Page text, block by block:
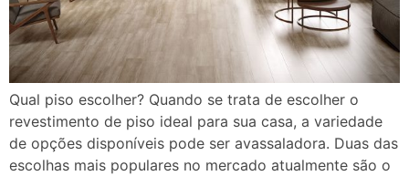
Qual piso escolher? Quando se trata de escolher o
revestimento de piso ideal para sua casa, a variedade
de opções disponíveis pode ser avassaladora. Duas das
escolhas mais populares no mercado atualmente são o